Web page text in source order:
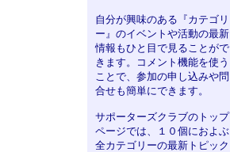
自分が興味のある『カテゴリ
ー』のイベントや活動の最新
情報もひと目で見ることがで
きます。コメント機能を使う
ことで、参加の申し込みや問
合せも簡単にできます。
サポーターズクラブのトップ
ページでは、１０個におよぶ
全カテゴリーの最新トピック